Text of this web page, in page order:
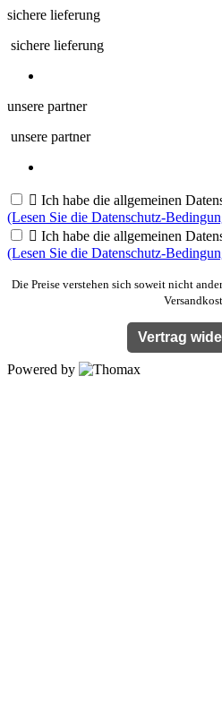
sichere lieferung
sichere lieferung
unsere partner
unsere partner
 Ich habe die allgemeinen
(Lesen Sie die Datenschutz-
 Ich habe die allgemeinen
(Lesen Sie die Datenschutz-
Die Preise verstehen sich soweit nicht
Vertrag
Powered by